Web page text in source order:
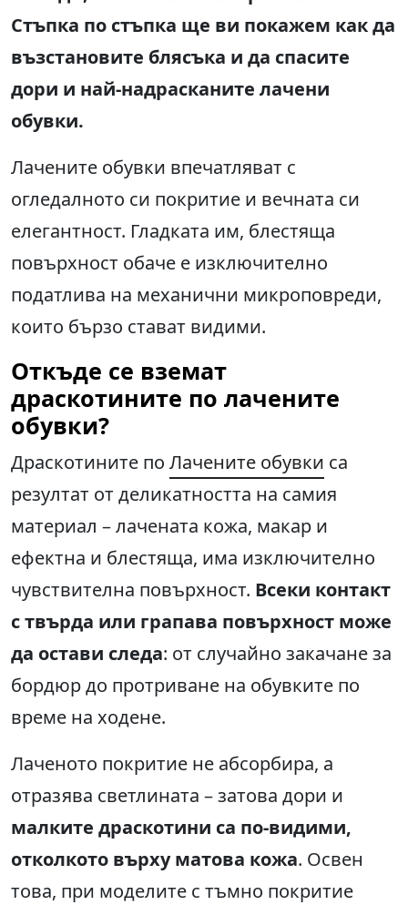
Стъпка по стъпка ще ви покажем как да
възстановите блясъка и да спасите
дори и най-надрасканите лачени
обувки.
Лачените обувки впечатляват с
огледалното си покритие и вечната си
елегантност. Гладката им, блестяща
повърхност обаче е изключително
податлива на механични микроповреди,
които бързо стават видими.
Откъде се вземат
драскотините по лачените
обувки?
Драскотините по Лачените обувки са
резултат от деликатността на самия
материал – лачената кожа, макар и
ефектна и блестяща, има изключително
чувствителна повърхност. Всеки контакт
с твърда или грапава повърхност може
да остави следа: от случайно закачане за
бордюр до протриване на обувките по
време на ходене.
Лаченото покритие не абсорбира, а
отразява светлината – затова дори и
малките драскотини са по-видими,
отколкото върху матова кожа. Освен
това, при моделите с тъмно покритие